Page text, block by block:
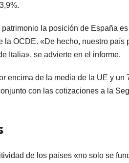
la posición de España
la OCDE. «De hecho, nuestro
Italia», se advierte en el informe.
encima de la media de la UE y
con las cotizaciones a la
de los países «no solo se